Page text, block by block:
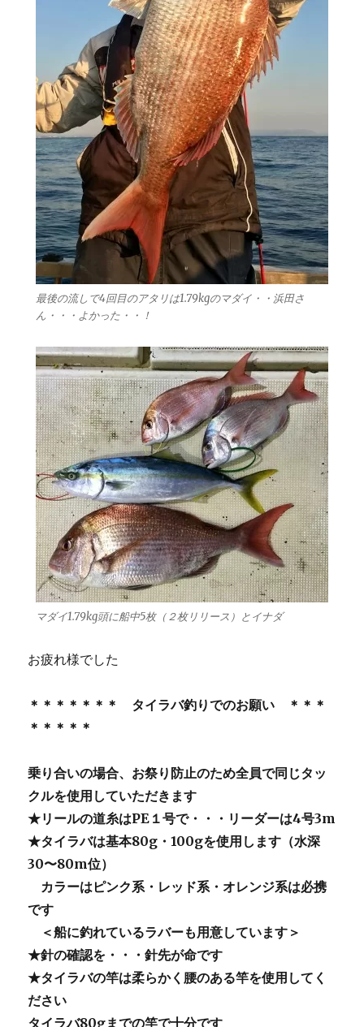
最後の流しで4回目のアタリは1.79kgのマダイ・・浜田さ
ん・・・よかった・・！
マダイ1.79kg頭に船中5枚（２枚リリース）とイナダ
お疲れ様でした
＊＊＊＊＊＊＊ タイラバ釣りでのお願い ＊＊＊
＊＊＊＊＊
乗り合いの場合、お祭り防止のため全員で同じタッ
クルを使用していただきます
★リールの道糸はPE１号で・・・リーダーは4号3m
★タイラバは基本80g・100gを使用します（水深
30〜80m位）
カラーはピンク系・レッド系・オレンジ系は必携
です
＜船に釣れているラバーも用意しています＞
★針の確認を・・・針先が命です
★タイラバの竿は柔らかく腰のある竿を使用してく
ださい
タイラバ80gまでの竿で十分です